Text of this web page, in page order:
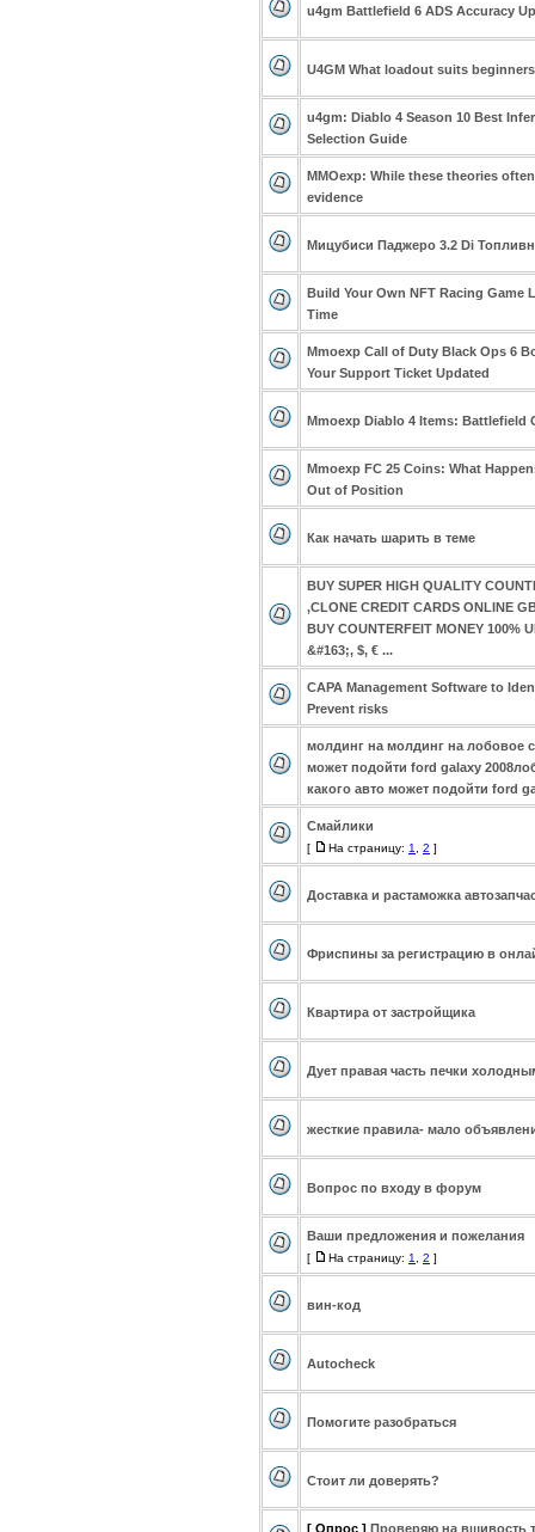
u4gm Battlefield 6 ADS Accuracy
U4GM What loadout suits
u4gm: Diablo 4 Season 10 Best
Selection Guide
MMOexp: While these theories
evidence
Мицубиси Паджеро 3.2 Di
Build Your Own NFT Racing Game
Time
Mmoexp Call of Duty Black Ops 6
Your Support Ticket Updated
Mmoexp Diablo 4 Items: Battlefield
Mmoexp FC 25 Coins: What
Out of Position
Как начать шарить в теме
BUY SUPER HIGH QUALITY
,CLONE CREDIT CARDS ONLINE
BUY COUNTERFEIT MONEY 100%
&#163;, $, € ...
CAPA Management Software to
Prevent risks
молдинг на молдинг на лобовое
может подойти ford galaxy
какого авто может подойти ford
Смайлики
[ На страницу: 1 2 ]
Доставка и растаможка
Фриспины за регистрацию в
Квартира от застройщика
Дует правая часть печки
жесткие правила- мало
Вопрос по входу в форум
Ваши предложения и пожелания
[ На страницу: 1 2 ]
вин-код
Autocheck
Помогите разобраться
Стоит ли доверять?
[ Опрос ] Проверяю на вшивость